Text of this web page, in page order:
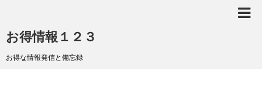
お得情報１２３
お得な情報発信と備忘録